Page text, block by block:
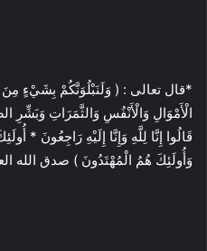
*قال تعالى : ( وَلَنَبْلُوَنَّكُمْ بِشَيْءٍ
الْأَمْوَالِ وَالْأَنْفُسِ وَالثَّمَرَاتِ وَبَشِّرِ
قَالُوا إِنَّا لِلَّهِ وَإِنَّا إِلَيْهِ رَاجِعُونَ *
وَأُولَئِكَ هُمُ الْمُهْتَدُونَ ) صدق الله